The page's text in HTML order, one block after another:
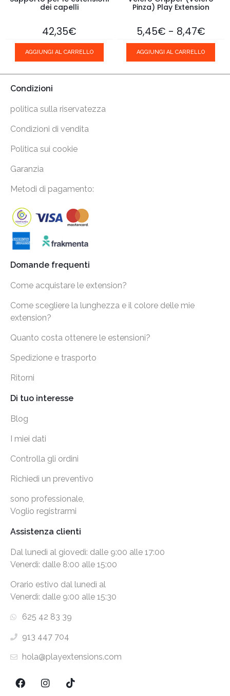
dei capelli
42,35€
AGGIUNGI AL CARRELLO
Pinza) Play Extension
5,45€ - 8,47€
AGGIUNGI AL CARRELLO
Condizioni
politica sulla riservatezza
Condizioni di vendita
Politica sui cookie
Garanzia
Metodi di pagamento:
Domande frequenti
Come acquistare le extension?
Come scegliere la lunghezza e il colore delle mie
extension?
Quanto costa ottenere le estensioni?
Spedizione e trasporto
Ritorni
Di tuo interesse
Blog
I miei dati
Controlla gli ordini
Richiedi un preventivo
sono professionale,
Voglio registrarmi
Assistenza clienti
Dal lunedì al giovedì: dalle 9:00 alle 17:00
Venerdì: dalle 8:00 alle 15:00
Orario estivo dal lunedì al
Venerdì: dalle 9:00 alle 15:30
625 42 83 39
913 447 704
hola@playextensions.com